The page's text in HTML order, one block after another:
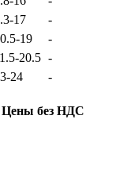
17
-
19
-
20.5 -
24 -
Цены без НДС